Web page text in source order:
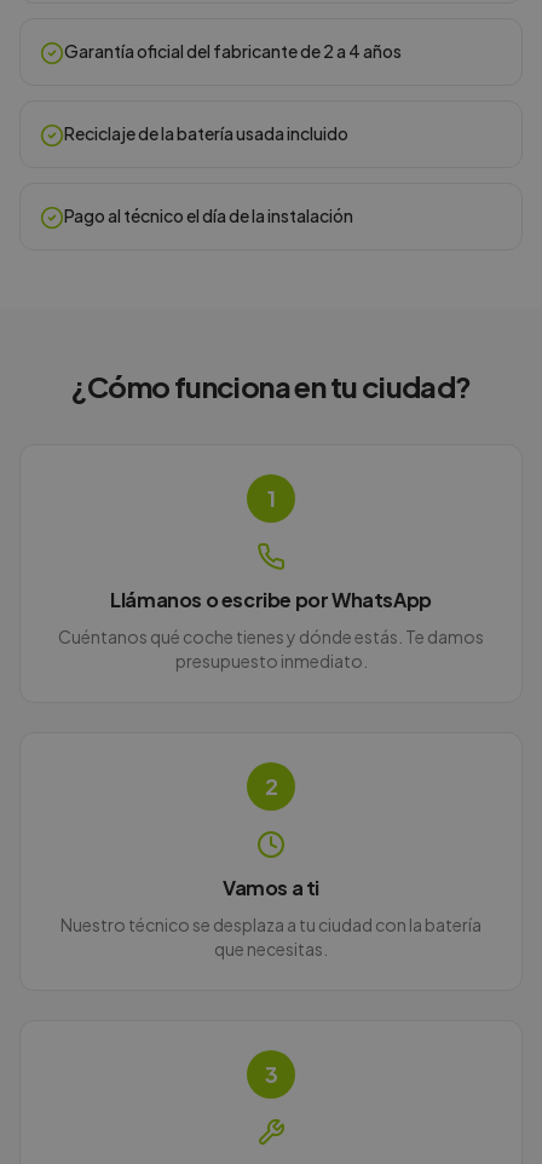
Garantía oficial del fabricante de 2 a 4 años
Reciclaje de la batería usada incluido
Pago al técnico el día de la instalación
¿Cómo funciona entu ciudad?
1
Llámanos o escribe por WhatsApp
Cuéntanos qué coche tienes y dónde estás. Te damos
presupuesto inmediato.
2
Vamos a ti
Nuestro técnico se desplaza a tu ciudad con la batería
que necesitas.
3